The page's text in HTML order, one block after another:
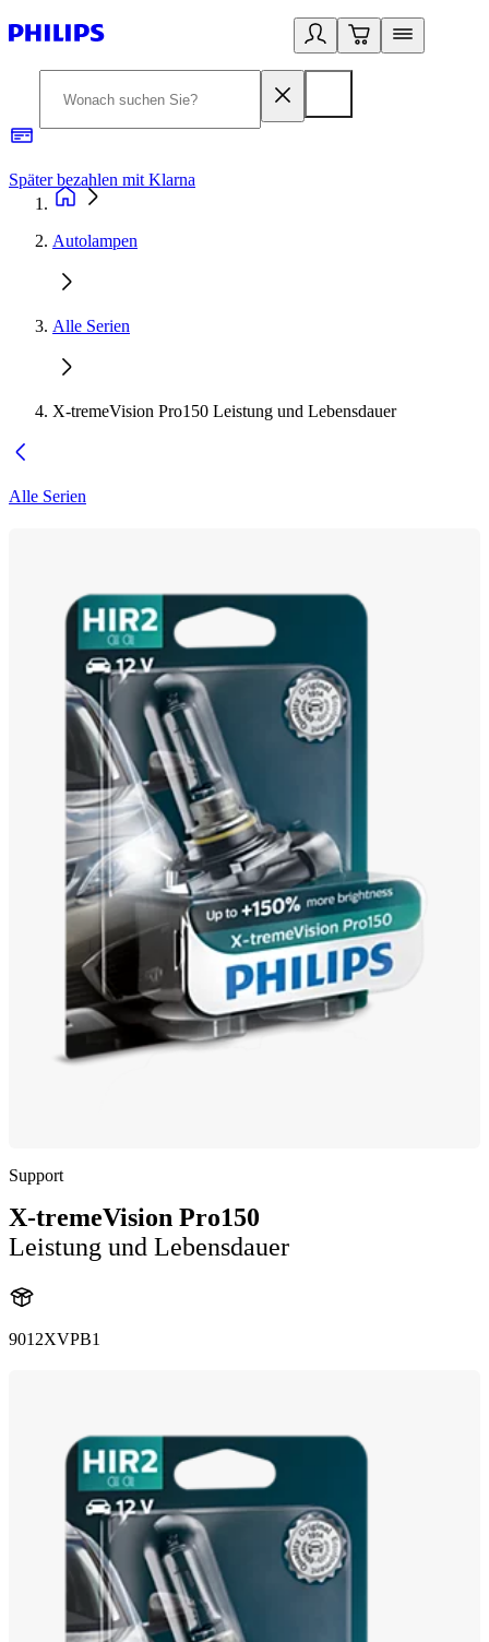
Später bezahlen mit Klarna
Autolampen
Alle Serien
X-tremeVision Pro150 Leistung und Lebensdauer
Alle Serien
Support
X-tremeVision Pro150
Leistung und Lebensdauer
9012XVPB1